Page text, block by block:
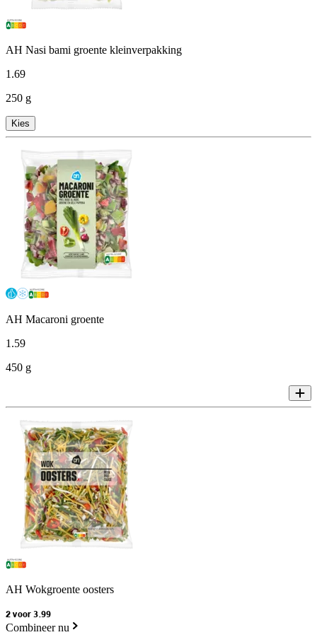
AH Nasi bami groente kleinverpakking
1.69
250 g
Kies
AH Macaroni groente
1.59
450 g
AH Wokgroente oosters
2 voor 3.99
Combineer nu